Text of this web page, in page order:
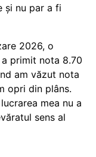
și nu par a fi
2026, o
primit nota 8.70
am văzut nota
opri din plâns.
mea nu a
sens al